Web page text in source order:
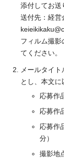
添付してお送
送付先：経
フィルム撮影
てください。
メールタイ
とし、本文に
応募作
応募作
応募作
分）
撮影地